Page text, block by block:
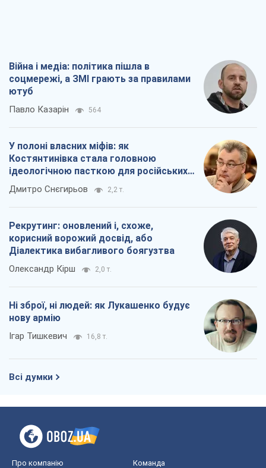
Війна і медіа: політика пішла в
соцмережі, а ЗМІ грають за правилами
ютуб
Павло Казарін 564
У полоні власних міфів: як
Костянтинівка стала головною
ідеологічною пасткою для російських
окупантів
Дмитро Снєгирьов 2,2 т.
Рекрутинг: оновлений і, схоже,
корисний ворожий досвід, або
Діалектика вибагливого боягузтва
Олександр Кірш 2,0 т.
Ні зброї, ні людей: як Лукашенко будує
нову армію
Ігар Тишкевич 16,8 т.
Всі думки
Про компанію Команда